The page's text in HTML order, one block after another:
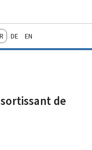
DeutschEnglish
de